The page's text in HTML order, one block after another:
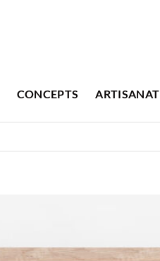
CONCEPTS ARTISANAT